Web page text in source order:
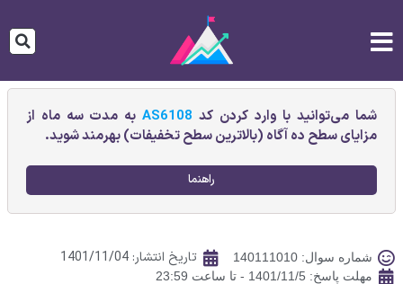
شما می‌توانید با وارد کردن کد AS6108به مدت سه ماه از
مزایای سطح ده آگاه (بالاترین سطح تخفیفات) بهرمند شوید.
راهنما
شماره سوال: 140111010 تاریخ انتشار: 1401/11/04
مهلت پاسخ: 1401/11/5 - تا ساعت 23:59